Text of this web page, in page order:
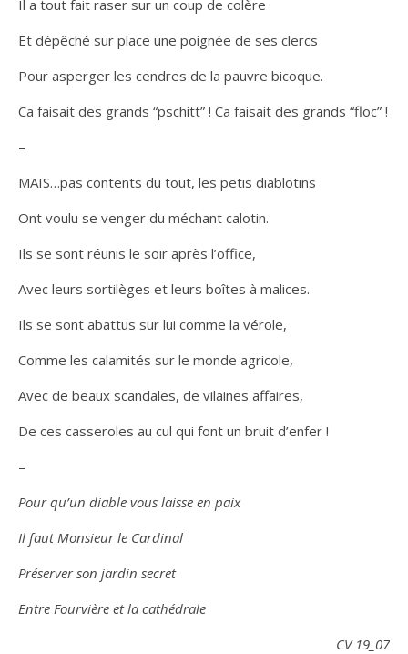
Il a tout fait raser sur un coup de colère
Et dépêché sur place une poignée de ses clercs
Pour asperger les cendres de la pauvre bicoque.
Ca faisait des grands “pschitt” ! Ca faisait des grands “floc” !
–
MAIS…pas contents du tout, les petis diablotins
Ont voulu se venger du méchant calotin.
Ils se sont réunis le soir après l’office,
Avec leurs sortilèges et leurs boîtes à malices.
Ils se sont abattus sur lui comme la vérole,
Comme les calamités sur le monde agricole,
Avec de beaux scandales, de vilaines affaires,
De ces casseroles au cul qui font un bruit d’enfer !
–
Pour qu’un diable vous laisse en paix
Il faut Monsieur le Cardinal
Préserver son jardin secret
Entre Fourvière et la cathédrale
CV 19_07